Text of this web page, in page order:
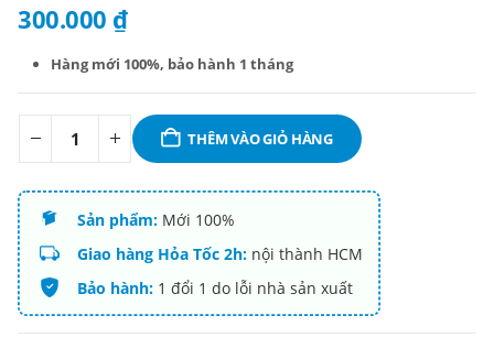
300.000 ₫
Hàng mới 100%, bảo hành 1 tháng
THÊM VÀO GIỎ HÀNG
Sản phẩm:Mới 100%
Giao hàng Hỏa Tốc 2h:nội thành HCM
Bảo hành:1 đổi 1 do lỗi nhà sản xuất